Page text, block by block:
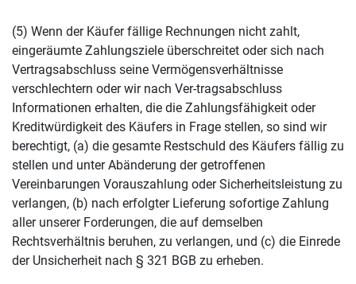
(5) Wenn der Käufer fällige Rechnungen nicht zahlt,
eingeräumte Zahlungsziele überschreitet oder sich nach
Vertragsabschluss seine Vermögensverhältnisse
verschlechtern oder wir nach Ver-tragsabschluss
Informationen erhalten, die die Zahlungsfähigkeit oder
Kreditwürdigkeit des Käufers in Frage stellen, so sind wir
berechtigt, (a) die gesamte Restschuld des Käufers fällig zu
stellen und unter Abänderung der getroffenen
Vereinbarungen Vorauszahlung oder Sicherheitsleistung zu
verlangen, (b) nach erfolgter Lieferung sofortige Zahlung
aller unserer Forderungen, die auf demselben
Rechtsverhältnis beruhen, zu verlangen, und (c) die Einrede
der Unsicherheit nach § 321 BGB zu erheben.